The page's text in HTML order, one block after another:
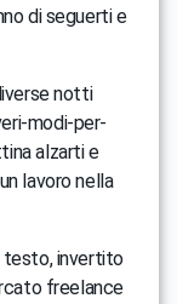
di seguerti e
notti
modi-per-
alzarti e
lavoro nella
testo, invertito
freelance